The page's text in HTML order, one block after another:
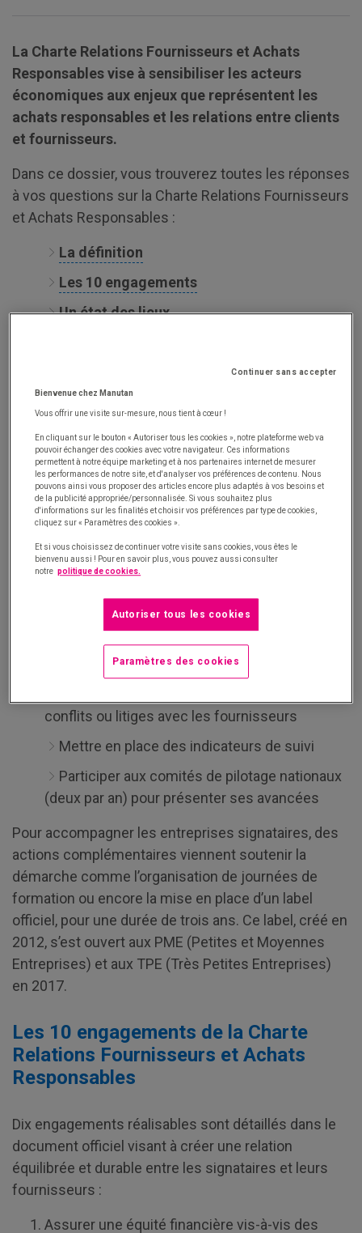
La Charte Relations Fournisseurs et Achats
Responsables vise à sensibiliser les acteurs
économiques aux enjeux que représentent les
achats responsables et les relations entre clients
et fournisseurs.
Dans ce dossier, vous trouverez toutes les réponses
à vos questions sur la Charte Relations Fournisseurs
et Achats Responsables :
La définition
Les 10 engagements
Un état des lieux
Fournisseurs et Achats Responsables
Responsables est créée en 2010 par la Médiation
des entreprises et le Conseil National des Achats
(intitulé CDAF à l’époque). Son but premier est
encourager les organismes publics et
pratiques d’achats responsables envers leurs
fournisseurs, favorisant un cadre de confiance
réciproque entre les deux parties.
conflits ou litiges avec les fournisseurs
Mettre en place des indicateurs de suivi
Participer aux comités de pilotage nationaux
(deux par an) pour présenter ses avancées
Pour accompagner les entreprises signataires, des
actions complémentaires viennent soutenir la
démarche comme l’organisation de journées de
formation ou encore la mise en place d’un label
officiel, pour une durée de trois ans. Ce label, créé en
2012, s’est ouvert aux PME (Petites et Moyennes
Entreprises) et aux TPE (Très Petites Entreprises)
en 2017.
Les 10 engagements de la Charte
Relations Fournisseurs et Achats
Responsables
Dix engagements réalisables sont détaillés dans le
document officiel visant à créer une relation
équilibrée et durable entre les signataires et leurs
fournisseurs :
Assurer une équité financière vis-à-vis des
Continuer sans accepter
Bienvenue chez Manutan
Vous offrir une visite sur-mesure, nous tient à cœur !
En cliquant sur le bouton « Autoriser tous les cookies », notre plateforme web va
pouvoir échanger des cookies avec votre navigateur. Ces informations
permettent à notre équipe marketing et à nos partenaires internet de mesurer
les performances de notre site, et d'analyser vos préférences de contenu. Nous
pouvons ainsi vous proposer des articles encore plus adaptés à vos besoins et
de la publicité appropriée/personnalisée. Si vous souhaitez plus
d'informations sur les finalités et choisir vos préférences par type de cookies,
cliquez sur « Paramètres des cookies ».
Et si vous choisissez de continuer votre visite sans cookies, vous êtes le
bienvenu aussi ! Pour en savoir plus, vous pouvez aussi consulter
notre politique de cookies.
Autoriser tous les cookies
Paramètres des cookies